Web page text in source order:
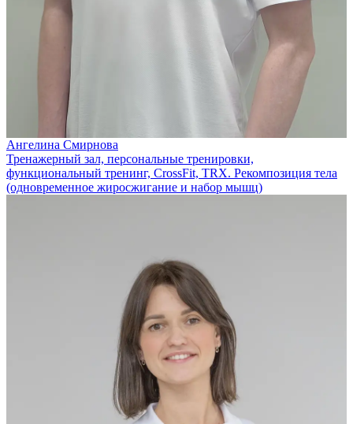
Ангелина Смирнова
Тренажерный зал, персональные тренировки,
функциональный тренинг, CrossFit, TRX. Рекомпозиция тела
(одновременное жиросжигание и набор мышц)